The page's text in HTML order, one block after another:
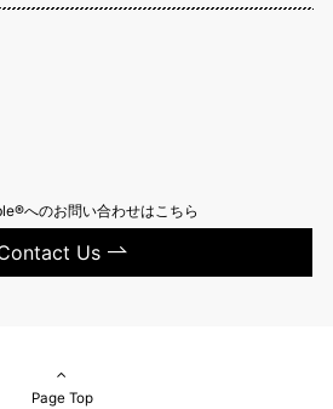
へのお問い合わせはこちら
Us
Page Top